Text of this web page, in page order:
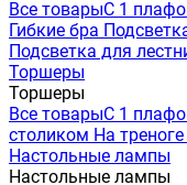
Все товарыС 1
Гибкие бра
Подсветка для
Торшеры
Торшеры
Все товарыС 1
столиком На треноге
Настольные лампы
Настольные лампы